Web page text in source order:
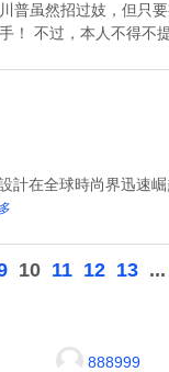
虽然招过妓，但只
！ 不过，本人不得不
在全球時尚界迅速
10 11 12 13 ...
888999